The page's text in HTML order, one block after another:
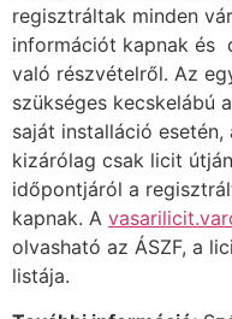
regisztráltak minden
információt kapnak és
való részvételről. Az
szükséges kecskelábú
saját installáció
kizárólag csak licit
időpontjáról a
kapnak. A
olvasható az ÁSZF, a
listája.